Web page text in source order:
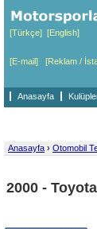
[Türkçe] [English]
[E-mail] [Reklam /
Anasayfa
Anasayfa › Otomobil
2000 -